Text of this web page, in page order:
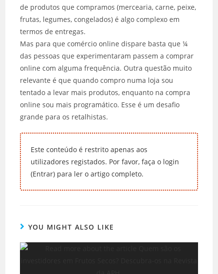
de produtos que compramos (mercearia, carne, peixe,
frutas, legumes, congelados) é algo complexo em
termos de entregas.
Mas para que comércio online dispare basta que ¼
das pessoas que experimentaram passem a comprar
online com alguma frequência. Outra questão muito
relevante é que quando compro numa loja sou
tentado a levar mais produtos, enquanto na compra
online sou mais programático. Esse é um desafio
grande para os retalhistas.
Este conteúdo é restrito apenas aos
utilizadores registados. Por favor, faça o login
(Entrar) para ler o artigo completo.
YOU MIGHT ALSO LIKE